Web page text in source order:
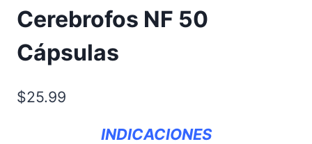
Cerebrofos NF 50
Cápsulas
$25.99
INDICACIONES